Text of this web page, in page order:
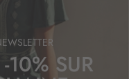
10% SUR